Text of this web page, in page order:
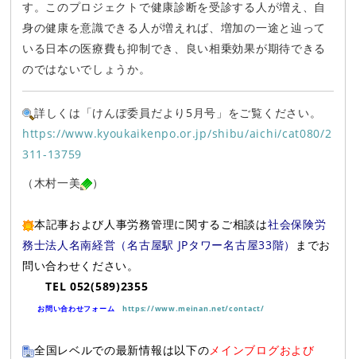
す。このプロジェクトで健康診断を受診する人が増え、自
身の健康を意識できる人が増えれば、増加の一途と辿って
いる日本の医療費も抑制でき、良い相乗効果が期待できる
のではないでしょうか。
詳しくは「けんぽ委員だより5月号」をご覧ください。
https://www.kyoukaikenpo.or.jp/shibu/aichi/cat080/2
311-13759
（木村一美
）
本記事および人事労務管理に関するご相談は社会保険労
務士法人名南経営（名古屋駅 JPタワー名古屋33階）
までお
問い合わせください。
TEL 052(589)2355
お問い合わせフォーム https://www.meinan.net/contact/
全国レベルでの最新情報は以下のメインブログおよび